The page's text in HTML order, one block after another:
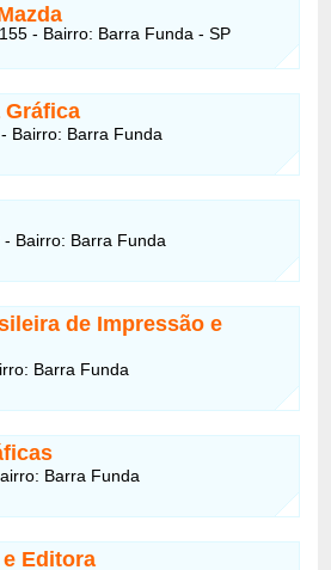
- Bairro: Barra Funda - SP
Gráfica
Bairro: Barra Funda
Bairro: Barra Funda
de Impressão e
Barra Funda
Barra Funda
Editora